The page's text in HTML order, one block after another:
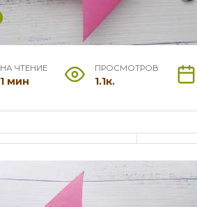
НА ЧТЕНИЕ
1 мин
ПРОСМОТРОВ
1.1к.